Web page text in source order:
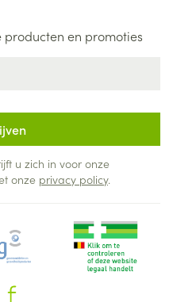
en promoties
u zich in voor onze
onze privacy policy.